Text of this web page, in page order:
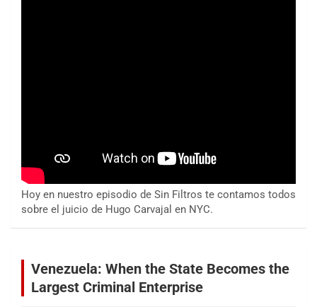
Hoy en nuestro episodio de Sin Filtros te contamos todos
sobre el juicio de Hugo Carvajal en NYC.
Venezuela: When the State Becomes the
Largest Criminal Enterprise